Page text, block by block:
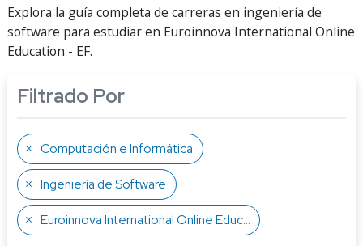
Explora la guía completa de carreras en ingeniería de
software para estudiar en Euroinnova International Online
Education - EF.
Filtrado Por
Computación e Informática
Ingeniería de Software
Euroinnova International Online Education